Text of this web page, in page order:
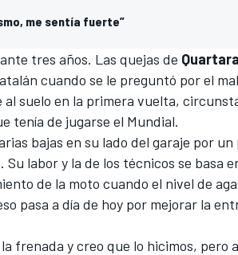
me sentía fuerte”
tres años. Las quejas de
cuando se le preguntó por el
suelo en la primera vuelta,
tenía de jugarse el Mundial.
bajas en su lado del garaje por
labor y la de los técnicos se basa
de la moto cuando el nivel de
pasa a día de hoy por mejorar la
frenada y creo que lo hicimos, pero